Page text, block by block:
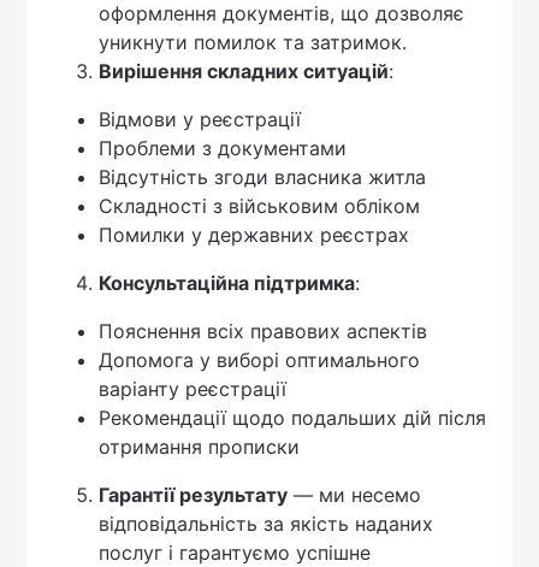
оформлення документів, що дозволяє
уникнути помилок та затримок.
Вирішення складних ситуацій:
Відмови у реєстрації
Проблеми з документами
Відсутність згоди власника житла
Складності з військовим обліком
Помилки у державних реєстрах
Консультаційна підтримка:
Пояснення всіх правових аспектів
Допомога у виборі оптимального
варіанту реєстрації
Рекомендації щодо подальших дій після
отримання прописки
Гарантії результату — ми несемо
відповідальність за якість наданих
послуг і гарантуємо успішне